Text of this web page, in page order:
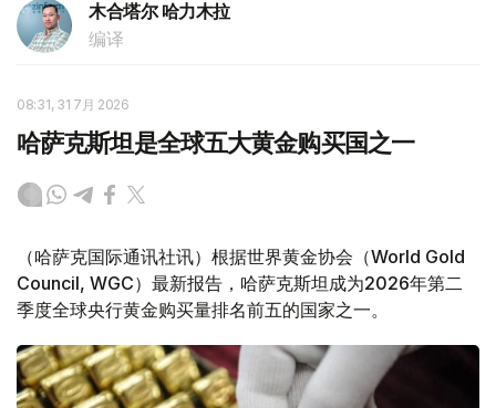
木合塔尔 哈力木拉
编译
08:31, 31 7月 2026
哈萨克斯坦是全球五大黄金购买国之一
（哈萨克国际通讯社讯）根据世界黄金协会（World Gold
Council, WGC）最新报告，哈萨克斯坦成为2026年第二
季度全球央行黄金购买量排名前五的国家之一。